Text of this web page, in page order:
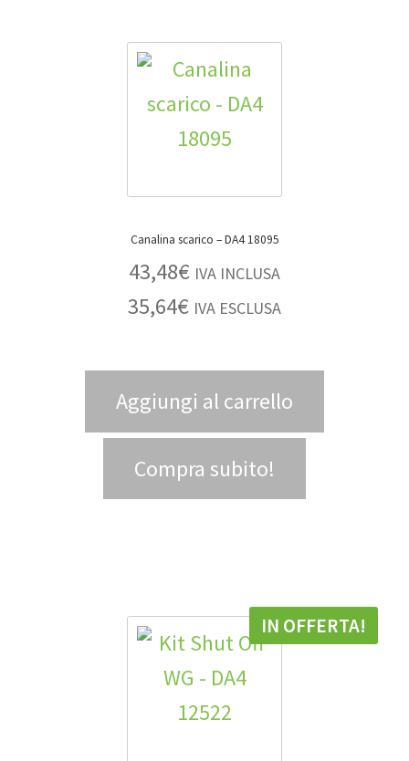
Canalina scarico – DA4 18095
43,48€ IVA INCLUSA
35,64€ IVA ESCLUSA
Aggiungi al carrello
Compra subito!
IN OFFERTA!